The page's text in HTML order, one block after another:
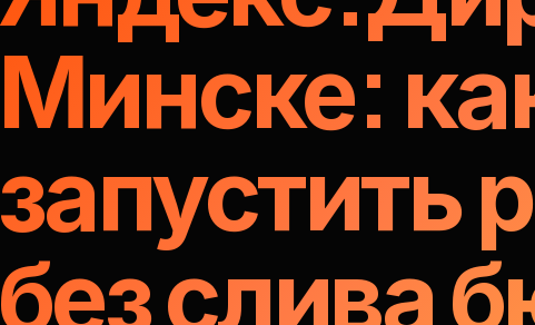
Минске:
запустить
без слива